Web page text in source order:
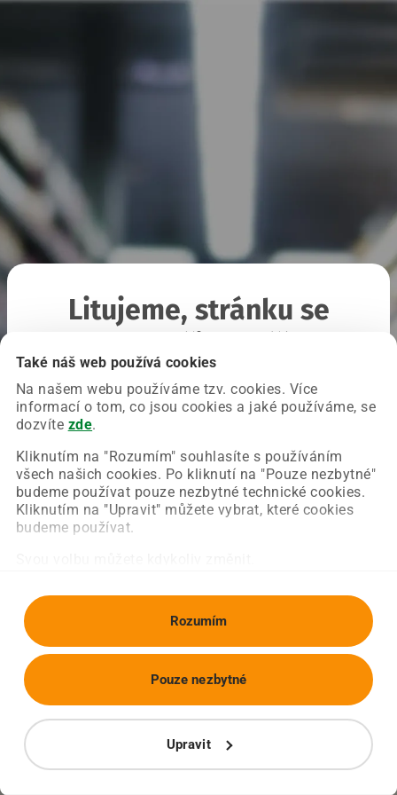
Také náš web používá cookies
Na našem webu používáme tzv. cookies. Více
informací o tom, co jsou cookies a jaké používáme, se
dozvíte zde.
Kliknutím na "Rozumím" souhlasíte s používáním
všech našich cookies. Po kliknutí na "Pouze nezbytné"
budeme používat pouze nezbytné technické cookies.
Kliknutím na "Upravit" můžete vybrat, které cookies
budeme používat.
Rozumím
Upravit
Pouze nezbytné
Litujeme, stránku se
Chyba nastala na naší straně a už ji opravujeme.
Zkuste prosím znovu načíst požadovanou stránku.
Obnovit stránku Úvodní strana